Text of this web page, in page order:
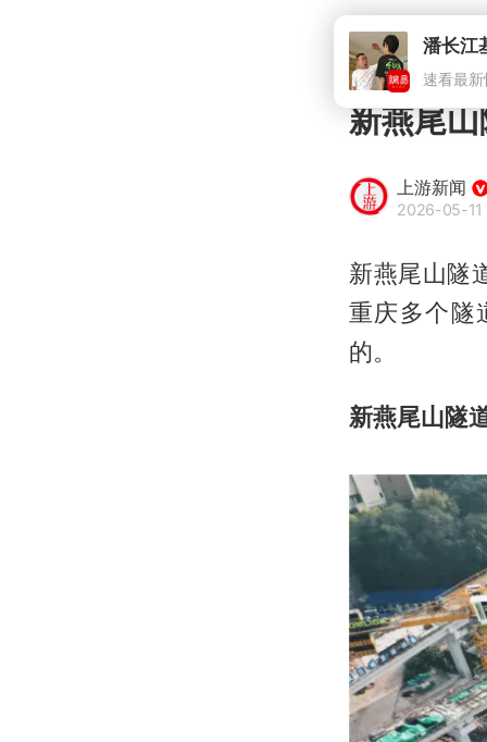
潘长江
速看最
新燕尾
上游新闻
2026-05-11
新燕尾山隧
重庆多个隧
的。
新燕尾山隧